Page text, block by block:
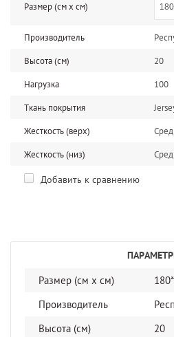
Размер (см x cм)
Производитель
Высота (см)
20
Нагрузка
100
Ткань покрытия
Жесткость (верх)
Жесткость (низ)
Добавить к сравнению
Размер (см x cм)
Производитель
Высота (см)
20